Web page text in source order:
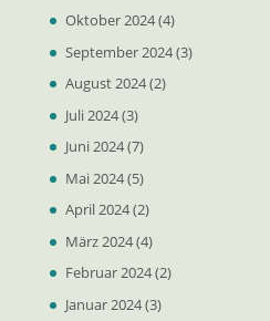
Oktober 2024(4)
September 2024(3)
August 2024(2)
Juli 2024(3)
Juni 2024(7)
Mai 2024(5)
April 2024(2)
März 2024(4)
Februar 2024(2)
Januar 2024(3)